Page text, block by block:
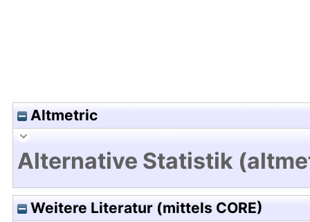
Altmetric
Alternative Statistik
Weitere Literatur (mittels CORE)